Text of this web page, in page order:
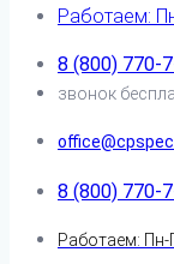
Работаем:
8 (800) 770-
звонок
8 (800) 770-
Работаем: Пн-